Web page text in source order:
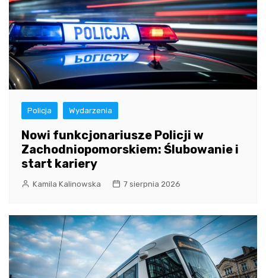
Policja Wydarzenia
Nowi funkcjonariusze Policji w
Zachodniopomorskiem: Ślubowanie i
start kariery
Kamila Kalinowska 7 sierpnia 2026